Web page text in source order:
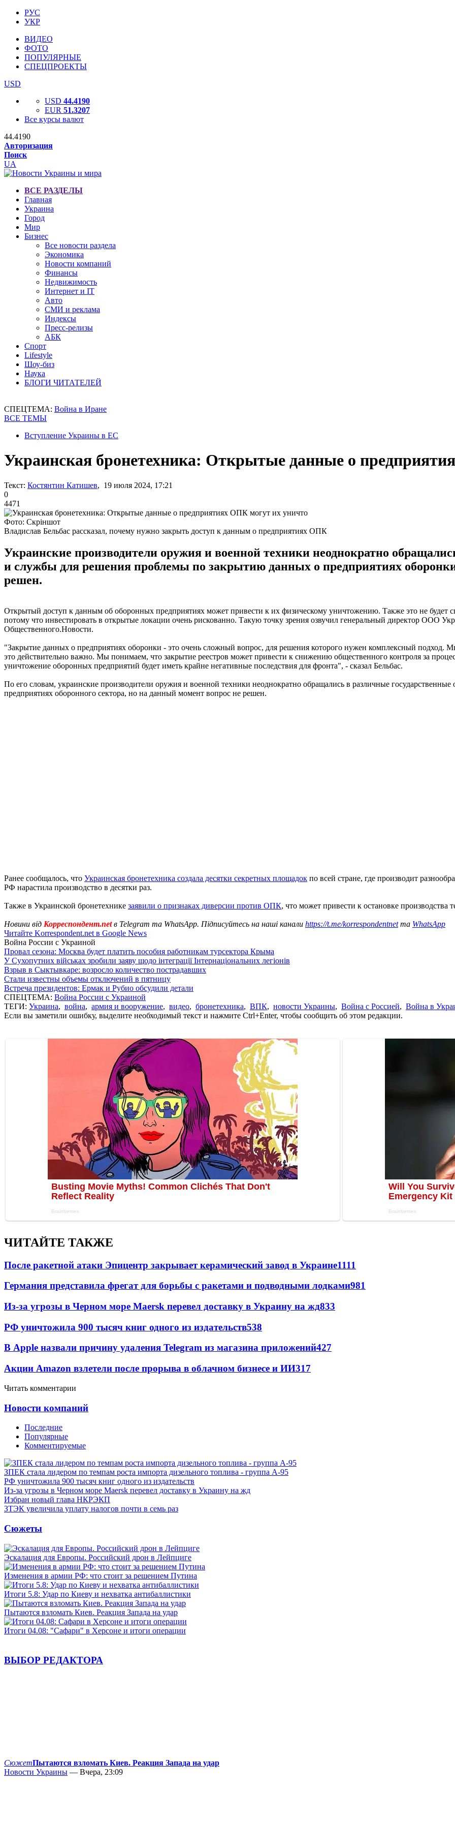
РУС
УКР
ВИДЕО
ФОТО
ПОПУЛЯРНЫЕ
СПЕЦПРОЕКТЫ
USD
USD 44.4190
EUR 51.3207
Все курсы валют
44.4190
Авторизация
Поиск
UA
ВСЕ РАЗДЕЛЫ
Главная
Украина
Город
Мир
Бизнес
Все новости раздела
Экономика
Новости компаний
Финансы
Недвижимость
Интернет и IT
Авто
СМИ и реклама
Индексы
Пресс-релизы
АБК
Спорт
Lifestyle
Шоу-биз
Наука
БЛОГИ ЧИТАТЕЛЕЙ
СПЕЦТЕМА: Война в Иране
ВСЕ ТЕМЫ
Вступление Украины в ЕС
Украинская бронетехника: Открытые данные о
Текст: Костянтин Катишев, 19 июля 2024, 17:21
0
4471
Фото: Скріншот
Владислав Бельбас рассказал, почему нужно закрыть доступ к данным о предприятиях ОПК
Украинские производители оружия и военной техники неоднократно
и службы для решения проблемы по закрытию данных о предприятиях
решен.
Открытый доступ к данным об оборонных предприятиях может привести к их физическому уничтожению. Также это не будет
потому что инвестировать в открытые локации очень рискованно. Такую точку зрения озвучил генеральный директор ООО
Общественного.Новости.
"Закрытие данных о предприятиях оборонки - это очень сложный вопрос, для решения которого нужен комплексный подход.
это действительно важно. Мы понимаем, что закрытие реестров может привести к снижению общественного контроля за
уничтожение оборонных предприятий будет иметь крайне негативные последствия для фронта", - сказал Бельбас.
По его словам, украинские производители оружия и военной техники неоднократно обращались в различные
предприятиях оборонного сектора, но на данный момент вопрос не решен.
Ранее сообщалось, что Украинская бронетехника создала десятки секретных площадок по всей стране, где производит
РФ нарастила производство в десятки раз.
Также в Украинской бронетехнике заявили о признаках диверсии против ОПК, что может привести к остановке производства
Новини від Корреспондент.netв Telegram та WhatsApp. Підписуйтесь на наші канали https://t.me/korrespondentnetта WhatsApp
Читайте Korrespondent.net в Google News
Война России с Украиной
Провал сезона: Москва будет платить пособия работникам турсектора Крыма
У Сухопутних військах зробили заяву щодо інтеграції Інтернаціональних легіонів
Взрыв в Сыктывкаре: возросло количество пострадавших
Стали известны объемы отключений в пятницу
Встреча президентов: Ермак и Рубио обсудили детали
СПЕЦТЕМА: Война России с Украиной
ТЕГИ: Украина, война, армия и вооружение, видео, бронетехника, ВПК, новости Украины, Война с Россией, Война в
Если вы заметили ошибку, выделите необходимый текст и нажмите Ctrl+Enter, чтобы сообщить об этом редакции.
ЧИТАЙТЕ ТАКЖЕ
После ракетной атаки Эпицентр закрывает керамический завод в Украине1111
Германия представила фрегат для борьбы с ракетами и подводными лодками981
Из-за угрозы в Черном море Maersk перевел доставку в Украину на жд833
РФ уничтожила 900 тысяч книг одного из издательств538
В Apple назвали причину удаления Telegram из магазина приложений427
Акции Amazon взлетели после прорыва в облачном бизнесе и ИИ317
Читать комментарии
Новости компаний
Последние
Популярные
Комментируемые
ЗПЕК стала лидером по темпам роста импорта дизельного топлива - группа А-95
РФ уничтожила 900 тысяч книг одного из издательств
Из-за угрозы в Черном море Maersk перевел доставку в Украину на жд
Избран новый глава НКРЭКП
ЗТЭК увеличила уплату налогов почти в семь раз
Сюжеты
Эскалация для Европы. Российский дрон в Лейпциге
Изменения в армии РФ: что стоит за решением Путина
Итоги 5.8: Удар по Киеву и нехватка антибаллистики
Пытаются взломать Киев. Реакция Запада на удар
Итоги 04.08: "Сафари" в Херсоне и итоги операции
ВЫБОР РЕДАКТОРА
СюжетПытаются взломать Киев. Реакция Запада на удар
Новости Украины — Вчера, 23:09